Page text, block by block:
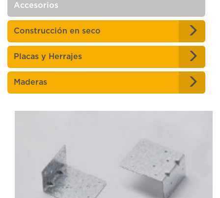
Accesorios
Construcción en seco
Placas y Herrajes
Maderas